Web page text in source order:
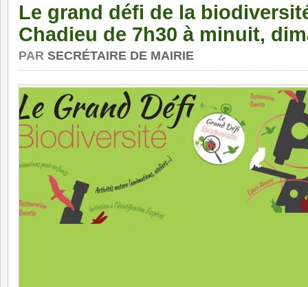
Le grand défi de la
Chadieu de 7h30 à minuit,
PAR SECRÉTAIRE DE MAIRIE